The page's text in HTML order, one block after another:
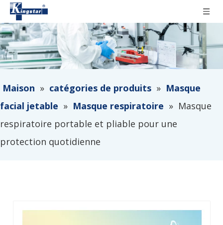
Maison » catégories de produits » Masque
facial jetable » Masque respiratoire » Masque
respiratoire portable et pliable pour une
protection quotidienne